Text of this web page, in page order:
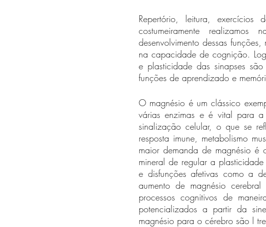
Repertório, leitura, exercícios
costumeiramente
desenvolvimento dessas
na capacidade de cognição.
e plasticidade das sinapses
funções de aprendizado e
O magnésio é um clássico
várias enzimas e é vital para
sinalização celular, o que se
resposta imune, metabolismo
maior demanda de magnésio é
mineral de regular a
e disfunções afetivas como a
aumento de magnésio
processos cognitivos de
potencializados a partir da
magnésio para o cérebro são l